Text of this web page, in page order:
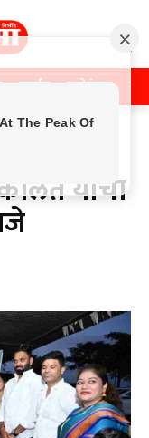
क्राईम मनोरंजन
यांचा